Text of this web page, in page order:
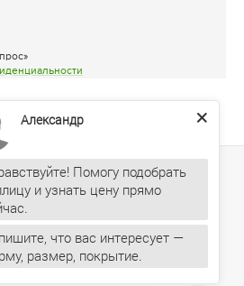
Александр
Помогу подобрать
и узнать цену прямо
что вас интересует —
размер, покрытие.